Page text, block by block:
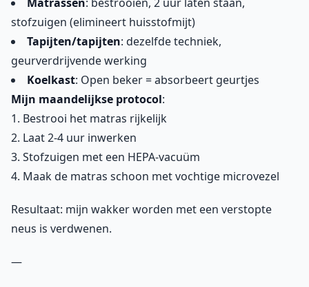
stofzuigen (elimineert huisstofmijt)
Tapijten/tapijten: dezelfde techniek,
geurverdrijvende werking
Koelkast: Open beker = absorbeert geurtjes
Mijn maandelijkse protocol:
1. Bestrooi het matras rijkelijk
2. Laat 2-4 uur inwerken
3. Stofzuigen met een HEPA-vacuüm
4. Maak de matras schoon met vochtige microvezel
Resultaat: mijn wakker worden met een verstopte
neus is verdwenen.
—